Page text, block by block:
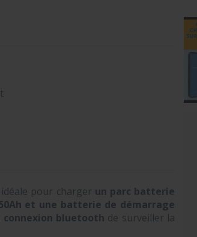
pour charger un parc batterie
et une batterie de démarrage
connexion bluetooth de surveiller la